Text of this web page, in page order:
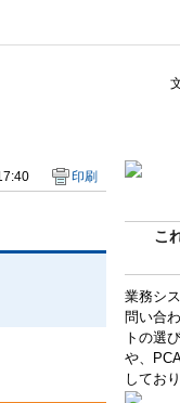
こ
業務シ
問い合
トの選
や、
してお
印刷